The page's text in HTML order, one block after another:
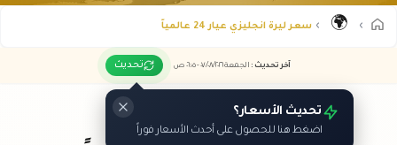
🌍 سعر ليرة انجليزي عيار 24 عالمياً
آخر تحديث : الجمعة ٠٧ /٠٨/٢٠٢٦ - ٠٦:٠٥ ص تحديث
تحديث الأسعار؟
اضغط هنا للحصول على أحدث الأسعار فوراً